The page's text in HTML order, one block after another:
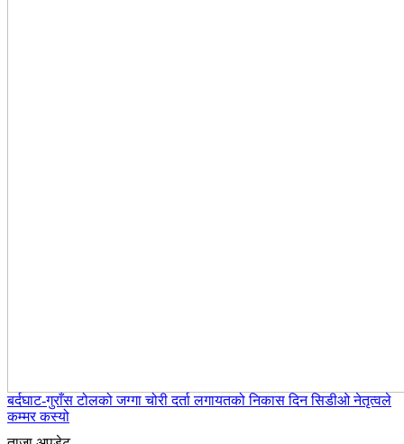
बर्दघाट-गुराँस टोलको जग्गा चोरी दर्ता लगायतको निकास दिन सिडीओ नेतृत्वले
कम्मर कस्यो